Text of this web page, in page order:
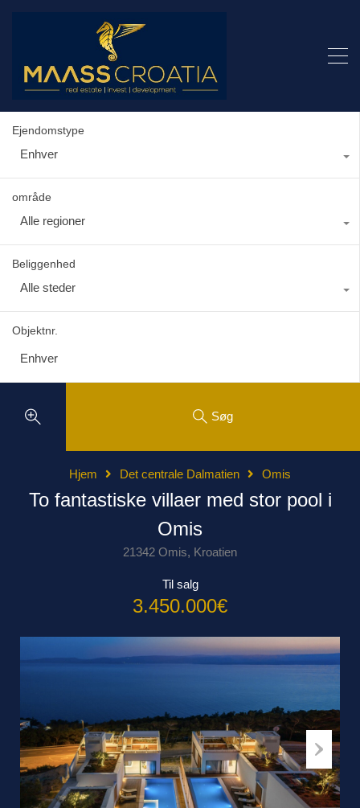
Ejendomstype
Enhver
område
Alle regioner
Beliggenhed
Alle steder
Objektnr.
Søg
Hjem Det centrale Dalmatien Omis
To fantastiske villaer med stor pool i
Omis
21342 Omis, Kroatien
Til salg
3.450.000€